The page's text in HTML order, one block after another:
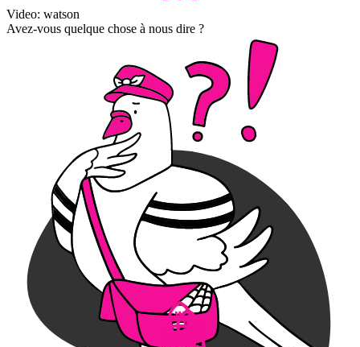
Video: watson
Avez-vous quelque chose à nous dire ?